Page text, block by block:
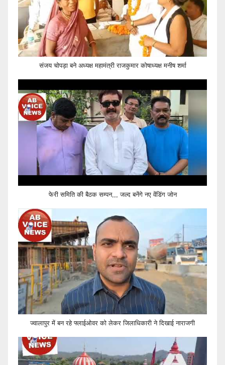
संजय चोपड़ा बने अध्यक्ष महामंत्री राजकुमार कोषाध्यक्ष मनीष शर्मा
फेरी समिति की बैठक सम्पन,,, जल्द बनेंगे नए वेंडिंग जोन
ज्वालापुर में बन रहे फ्लाईओवर को लेकर जिलाधिकारी ने दिखाई नाराजगी